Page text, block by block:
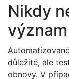
Nikdy
důležité, ale
obnovy. V